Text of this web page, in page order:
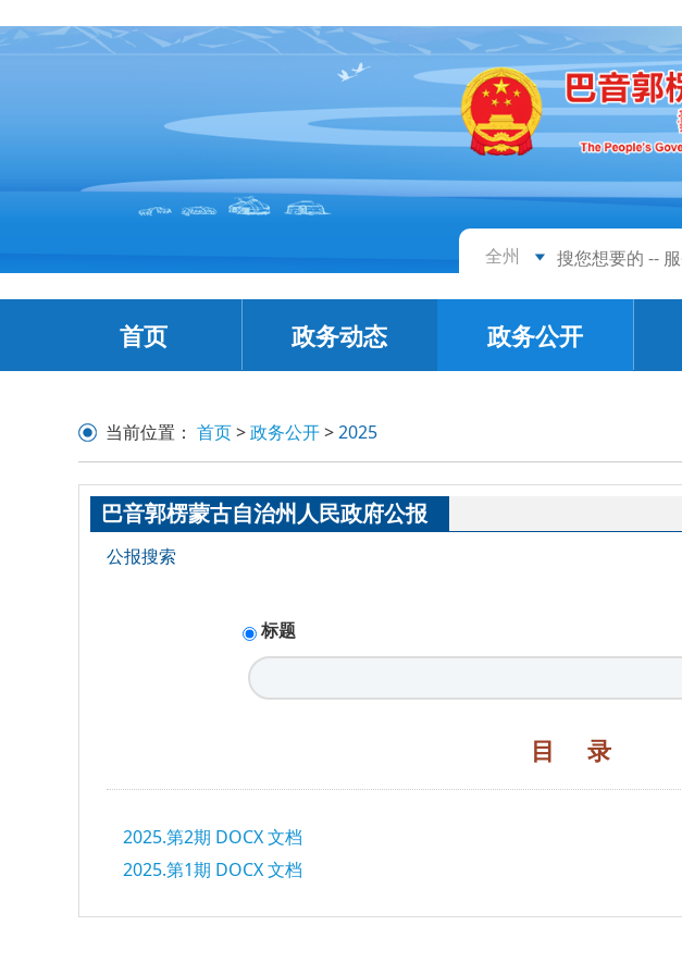
全州
首页 政务动态 政务公开
当前位置： 首页>政务公开>2025
巴音郭楞蒙古自治州人民政府公报
公报搜索
标题
目 录
2025.第2期 DOCX 文档
2025.第1期 DOCX 文档